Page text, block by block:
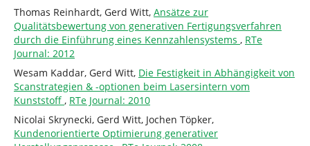
Thomas Reinhardt, Gerd Witt, Ansätze zur
Qualitätsbewertung von generativen Fertigungsverfahren
durch die Einführung eines Kennzahlensystems , RTe
Journal: 2012
Wesam Kaddar, Gerd Witt, Die Festigkeit in Abhängigkeit von
Scanstrategien & -optionen beim Lasersintern vom
Kunststoff , RTe Journal: 2010
Nicolai Skrynecki, Gerd Witt, Jochen Töpker,
Kundenorientierte Optimierung generativer